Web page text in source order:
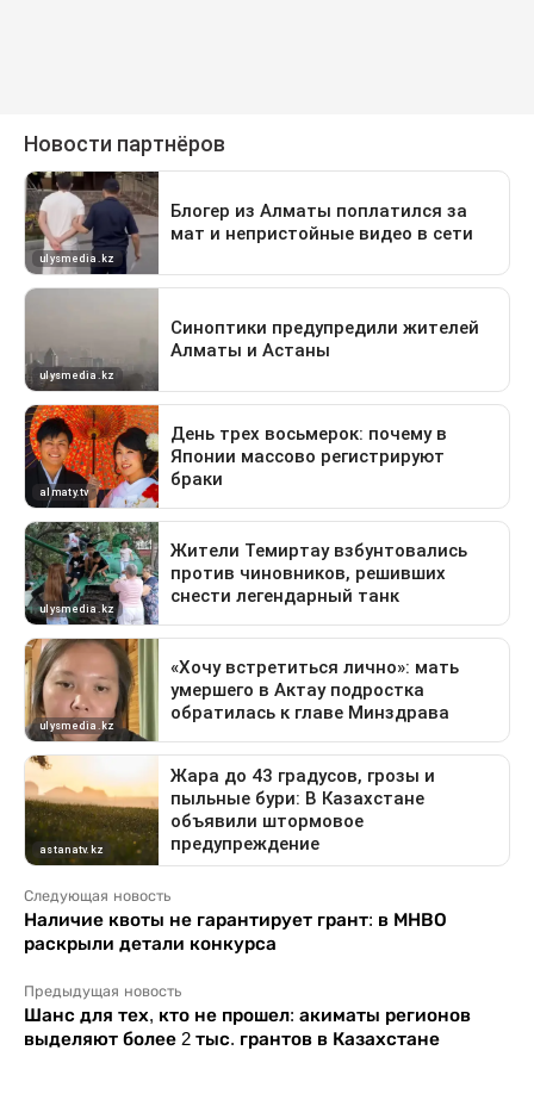
Следующая новость
Наличие квоты не гарантирует грант: в МНВО
раскрыли детали конкурса
Предыдущая новость
Шанс для тех, кто не прошел: акиматы регионов
выделяют более 2 тыс. грантов в Казахстане